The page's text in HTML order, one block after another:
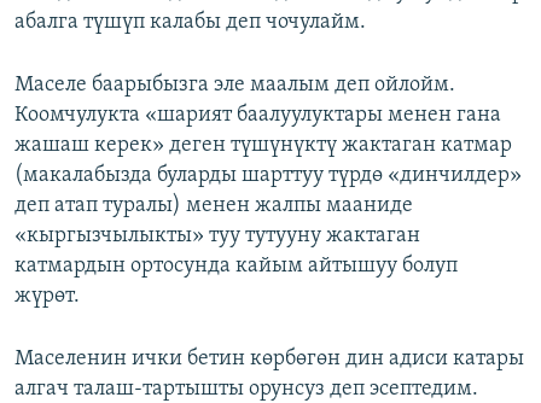
абалга түшүп калабы деп чочулайм.
Маселе баарыбызга эле маалым деп ойлойм.
Коомчулукта «шарият баалуулуктары менен гана
жашаш керек» деген түшүнүктү жактаган катмар
(макалабызда буларды шарттуу түрдө «динчилдер»
деп атап туралы) менен жалпы мааниде
«кыргызчылыкты» туу тутууну жактаган
катмардын ортосунда кайым айтышуу болуп
жүрөт.
Маселенин ички бетин көрбөгөн дин адиси катары
алгач талаш-тартышты орунсуз деп эсептедим.